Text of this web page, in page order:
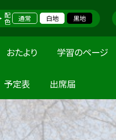
配色 通常 白地 黒地
おたより 学習のページ
予定表 出席届